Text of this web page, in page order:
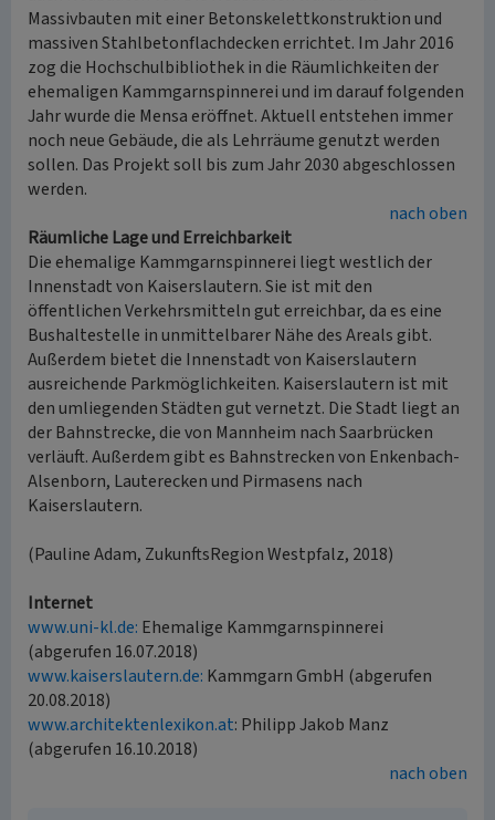
Massivbauten mit einer Betonskelettkonstruktion und
massiven Stahlbetonflachdecken errichtet. Im Jahr 2016
zog die Hochschulbibliothek in die Räumlichkeiten der
ehemaligen Kammgarnspinnerei und im darauf folgenden
Jahr wurde die Mensa eröffnet. Aktuell entstehen immer
noch neue Gebäude, die als Lehrräume genutzt werden
sollen. Das Projekt soll bis zum Jahr 2030 abgeschlossen
werden.
nach oben
Räumliche Lage und Erreichbarkeit
Die ehemalige Kammgarnspinnerei liegt westlich der
Innenstadt von Kaiserslautern. Sie ist mit den
öffentlichen Verkehrsmitteln gut erreichbar, da es eine
Bushaltestelle in unmittelbarer Nähe des Areals gibt.
Außerdem bietet die Innenstadt von Kaiserslautern
ausreichende Parkmöglichkeiten. Kaiserslautern ist mit
den umliegenden Städten gut vernetzt. Die Stadt liegt an
der Bahnstrecke, die von Mannheim nach Saarbrücken
verläuft. Außerdem gibt es Bahnstrecken von Enkenbach-
Alsenborn, Lauterecken und Pirmasens nach
Kaiserslautern.
(Pauline Adam, ZukunftsRegion Westpfalz, 2018)
Internet
www.uni-kl.de: Ehemalige Kammgarnspinnerei
(abgerufen 16.07.2018)
www.kaiserslautern.de: Kammgarn GmbH (abgerufen
20.08.2018)
www.architektenlexikon.at: Philipp Jakob Manz
(abgerufen 16.10.2018)
nach oben